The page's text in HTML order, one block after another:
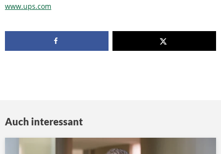
www.ups.com
Auch interessant